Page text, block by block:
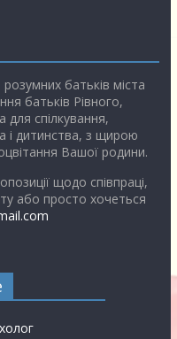
батьків міста
батьків Рівного,
спілкування,
і дитинства, з щирою
Вашої родини.
щодо співпраці,
або просто хочеться